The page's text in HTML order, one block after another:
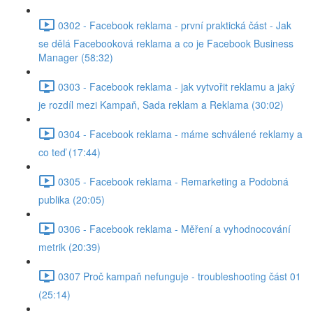
0302 - Facebook reklama - první praktická část - Jak
se dělá Facebooková reklama a co je Facebook Business
Manager (58:32)
0303 - Facebook reklama - jak vytvořit reklamu a jaký
je rozdíl mezi Kampaň, Sada reklam a Reklama (30:02)
0304 - Facebook reklama - máme schválené reklamy a
co teď (17:44)
0305 - Facebook reklama - Remarketing a Podobná
publika (20:05)
0306 - Facebook reklama - Měření a vyhodnocování
metrik (20:39)
0307 Proč kampaň nefunguje - troubleshooting část 01
(25:14)